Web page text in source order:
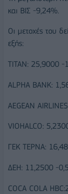
και ΒΙΣ -9,24%.
Οι μετοχές του
εξής:
ΤΙΤΑΝ: 25,9000 -
ALPHA BANK:
AEGEAN
VIOHALCO:
ΓΕΚ ΤΕΡΝΑ:
ΔΕΗ: 11,2500 -
COCA COLA